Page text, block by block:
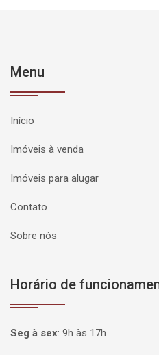
Menu
Início
Imóveis à venda
Imóveis para alugar
Contato
Sobre nós
Horário de
Seg à sex: 9h às 17h